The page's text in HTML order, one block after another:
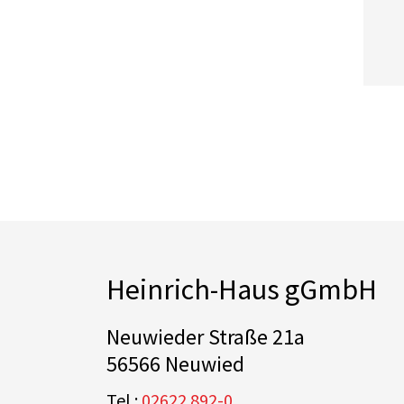
Heinrich-Haus gGmbH
Neuwieder Straße 21a
56566 Neuwied